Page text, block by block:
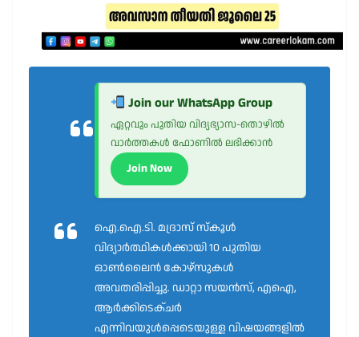
Join our WhatsApp Group
ഏറ്റവും പുതിയ വിദ്യഭ്യാസ-തൊഴിൽ
വാർത്തകൾ ഫോണിൽ ലഭിക്കാൻ
Join Now
ഐ.ഐ.ടി. മദ്രാസ് സ്കൂൾ
വിദ്യാർത്ഥികൾക്കായി 10 പുതിയ
ഓൺലൈൻ കോഴ്സുകൾ
അവതരിപ്പിച്ചു. ഡാറ്റാ സയൻസ്, എഐ,
ആർക്കിടെക്ചർ
എന്നിവയുൾപ്പെടെയുള്ള വിഷയങ്ങളിൽ